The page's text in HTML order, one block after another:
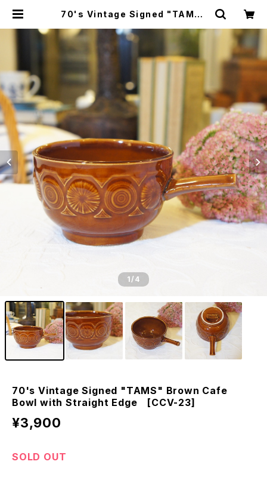
70's Vintage Signed "TAMS"
t Edge [CCV-23] | miñangos
web shop
1/4
70's Vintage Signed "TAMS" Brown Cafe
Bowl with Straight Edge [CCV-23]
¥3,900
SOLD OUT